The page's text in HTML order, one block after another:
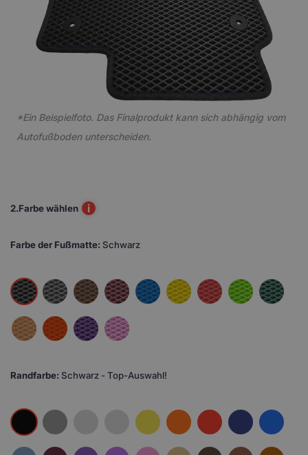
*Ein Beispielfoto. Das Finalprodukt kann sich abhängig vom
Autofußboden unterscheiden.
2.Farbe wählen i
Farbe der Fußmatte: Schwarz
Randfarbe: Schwarz - Top-Auswahl!